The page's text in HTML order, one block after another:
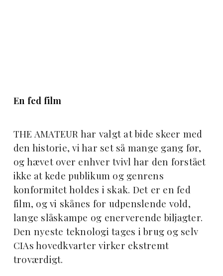
En fed film
THE AMATEUR har valgt at bide skeer med
den historie, vi har set så mange gang før,
og hævet over enhver tvivl har den forstået
ikke at kede publikum og genrens
konformitet holdes i skak. Det er en fed
film, og vi skånes for udpenslende vold,
lange slåskampe og enerverende biljagter.
Den nyeste teknologi tages i brug og selv
CIAs hovedkvarter virker ekstremt
troværdigt.